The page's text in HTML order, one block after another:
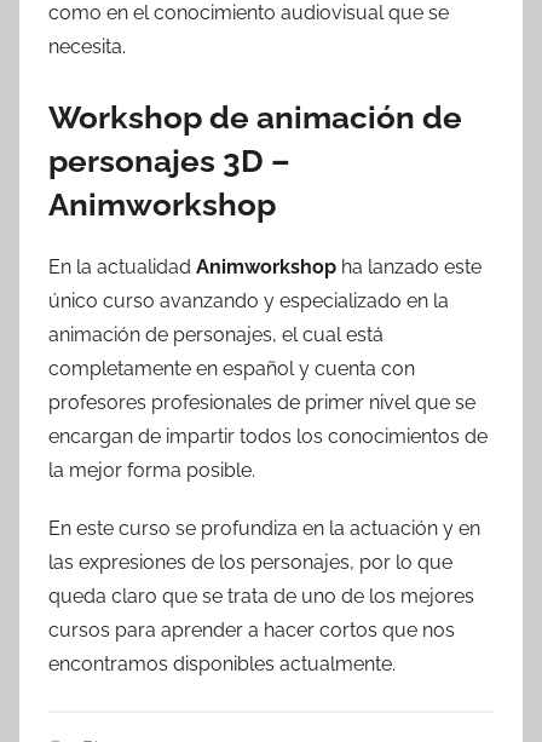
como en el conocimiento audiovisual que se
necesita.
Workshop de animación de
personajes 3D –
Animworkshop
En la actualidad Animworkshop ha lanzado este
único curso avanzando y especializado en la
animación de personajes, el cual está
completamente en español y cuenta con
profesores profesionales de primer nivel que se
encargan de impartir todos los conocimientos de
la mejor forma posible.
En este curso se profundiza en la actuación y en
las expresiones de los personajes, por lo que
queda claro que se trata de uno de los mejores
cursos para aprender a hacer cortos que nos
encontramos disponibles actualmente.